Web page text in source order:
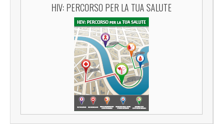
HIV: PERCORSO PER LA TUA SALUTE